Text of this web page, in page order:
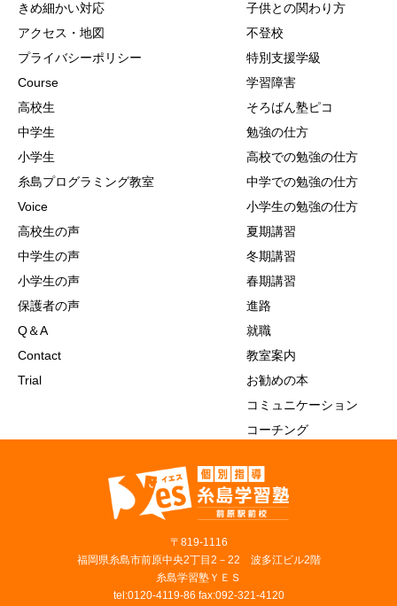
きめ細かい対応
アクセス・地図
プライバシーポリシー
Course
高校生
中学生
小学生
糸島プログラミング教室
Voice
高校生の声
中学生の声
小学生の声
保護者の声
Q＆A
Contact
Trial
子供との関わり方
不登校
特別支援学級
学習障害
そろばん塾ピコ
勉強の仕方
高校での勉強の仕方
中学での勉強の仕方
小学生の勉強の仕方
夏期講習
冬期講習
春期講習
進路
就職
教室案内
お勧めの本
コミュニケーション
コーチング
〒819‐1116
福岡県糸島市前原中央2丁目2－22 波多江ビル2階
糸島学習塾ＹＥＳ
tel:0120-4119-86 fax:092-321-4120